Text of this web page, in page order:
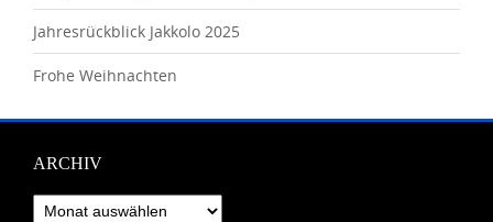
Jahresrückblick Jakkolo 2025
Frohe Weihnachten
ARCHIV
Archiv